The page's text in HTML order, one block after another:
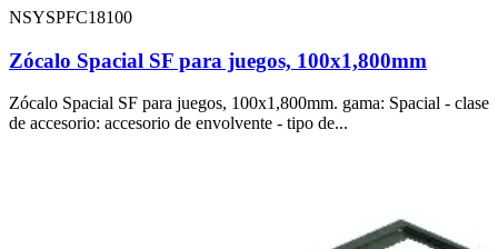
NSYSPFC18100
Zócalo Spacial SF para juegos, 100x1,800mm
Zócalo Spacial SF para juegos, 100x1,800mm. gama: Spacial - clase
de accesorio: accesorio de envolvente - tipo de...